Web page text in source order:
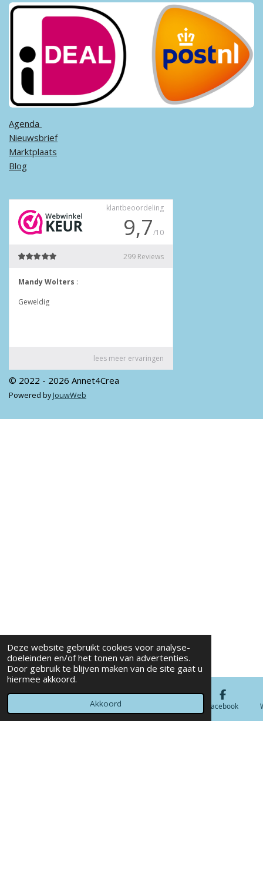
Deze website gebruikt cookies voor analyse-
doeleinden en/of het tonen van advertenties.
Door gebruik te blijven maken van de site gaat u
hiermee akkoord.
Akkoord
Agenda ​
Nieuwsbrief
Marktplaats
Blog
© 2022 - 2026 Annet4Crea
Powered by JouwWeb
Telefoonnummer Facebook